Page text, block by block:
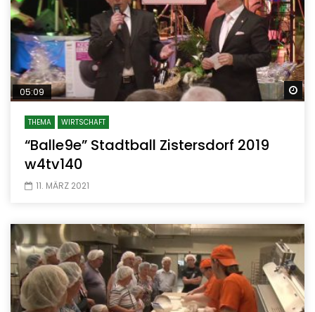
05:09
THEMA WIRTSCHAFT
“Balle9e” Stadtball Zistersdorf 2019
w4tv140
11. MÄRZ 2021